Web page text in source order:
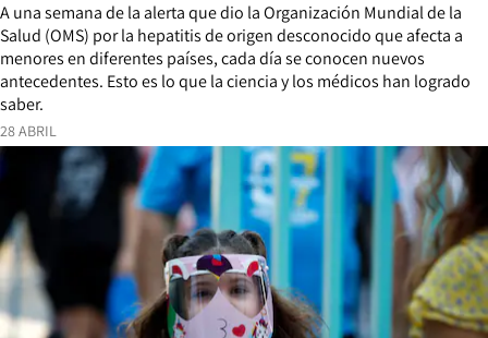
28 ABRIL
A una semana de la alerta que dio la Organización Mundial de la
Salud (OMS) por la hepatitis de origen desconocido que afecta a
menores en diferentes países, cada día se conocen nuevos
antecedentes. Esto es lo que la ciencia y los médicos han logrado
saber.